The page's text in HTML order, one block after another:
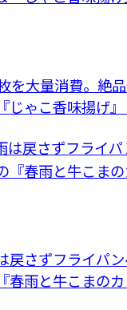
を大量消費。絶
じゃこ香味揚げ
戻さずフライパ
春雨と牛こまのカ